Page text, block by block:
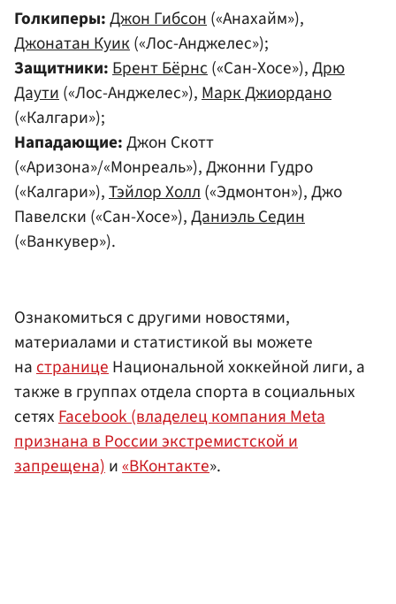
Голкиперы:Джон Гибсон(«Анахайм»),
Джонатан Куик(«Лос-Анджелес»);
Защитники:Брент Бёрнс(«Сан-Хосе»),Дрю
Даути(«Лос-Анджелес»),Марк Джиордано
(«Калгари»);
Нападающие:Джон Скотт
(«Аризона»/«Монреаль»), Джонни Гудро
(«Калгари»),Тэйлор Холл(«Эдмонтон»), Джо
Павелски («Сан-Хосе»),Даниэль Седин
(«Ванкувер»).
Ознакомиться с другими новостями,
материалами и статистикой вы можете
настраницеНациональной хоккейной лиги, а
также в группах отдела спорта в социальных
сетяхFacebook (владелец компания Meta
признана в России экстремистской и
запрещена)и«ВКонтакте».